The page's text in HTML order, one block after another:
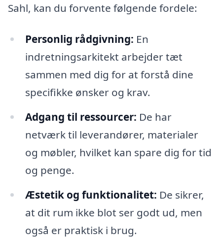
Sahl, kan du forvente følgende fordele:
Personlig rådgivning: En
indretningsarkitekt arbejder tæt
sammen med dig for at forstå dine
specifikke ønsker og krav.
Adgang til ressourcer: De har
netværk til leverandører, materialer
og møbler, hvilket kan spare dig for tid
og penge.
Æstetik og funktionalitet: De sikrer,
at dit rum ikke blot ser godt ud, men
også er praktisk i brug.